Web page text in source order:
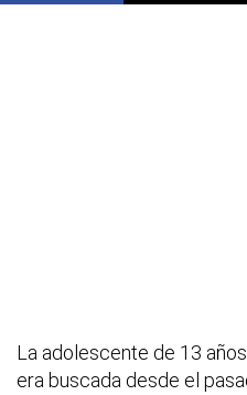
La adolescente de 13
era buscada desde el